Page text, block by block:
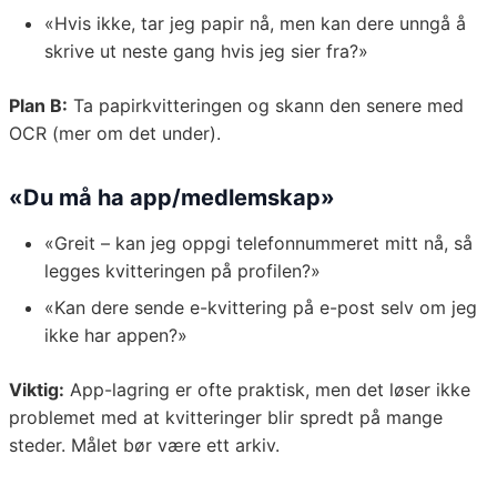
«Hvis ikke, tar jeg papir nå, men kan dere unngå å
skrive ut neste gang hvis jeg sier fra?»
Plan B: Ta papirkvitteringen og skann den senere med
OCR (mer om det under).
«Du må ha app/medlemskap»
«Greit – kan jeg oppgi telefonnummeret mitt nå, så
legges kvitteringen på profilen?»
«Kan dere sende e-kvittering på e-post selv om jeg
ikke har appen?»
Viktig: App-lagring er ofte praktisk, men det løser ikke
problemet med at kvitteringer blir spredt på mange
steder. Målet bør være ett arkiv.